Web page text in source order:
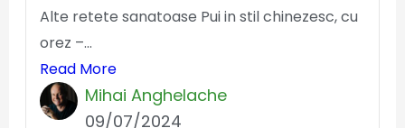
Alte retete sanatoase Pui in stil chinezesc, cu
orez –...
Read More
Mihai Anghelache
09/07/2024